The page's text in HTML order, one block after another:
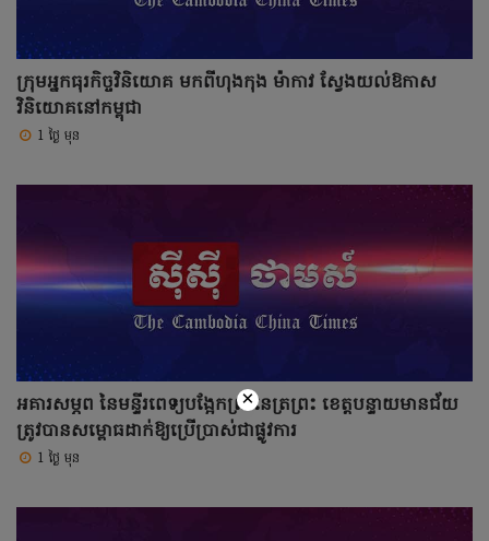
ក្រុមអ្នកធុរកិច្ចវិនិយោគ មកពីហុងកុង ម៉ាកាវ ស្វែងយល់ឱកាស
វិនិយោគនៅកម្ពុជា
1 ថ្ងៃ មុន
អគារសម្ភព នៃមន្ទីរពេទ្យបង្អែកព្រះនេត្រព្រះ ខេត្តបន្ទាយមានជ័យ
ត្រូវបានសម្ពោធដាក់ឱ្យប្រើប្រាស់ជាផ្លូវការ
1 ថ្ងៃ មុន
×